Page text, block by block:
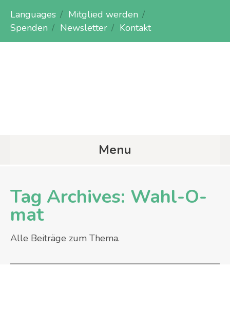
Languages
Mitglied werden
Spenden
Newsletter Kontakt
Menu
Tag Archives: Wahl-O-
mat
Alle Beiträge zum Thema.